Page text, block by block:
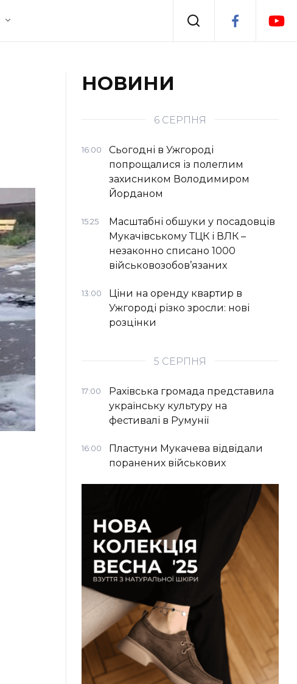
Події
НОВИНИ
6 СЕРПНЯ
16:00
Сьогодні в Ужгороді
попрощалися із полеглим
захисником Володимиром
Йорданом
15:25
Масштабні обшуки у посадовців
Мукачівському ТЦК і ВЛК –
незаконно списано 1000
військовозобов’язаних
13:00
Ціни на оренду квартир в
Ужгороді різко зросли: нові
розцінки
5 СЕРПНЯ
17:00
Рахівська громада представила
українську культуру на
фестивалі в Румунії
16:00
Пластуни Мукачева відвідали
поранених військових